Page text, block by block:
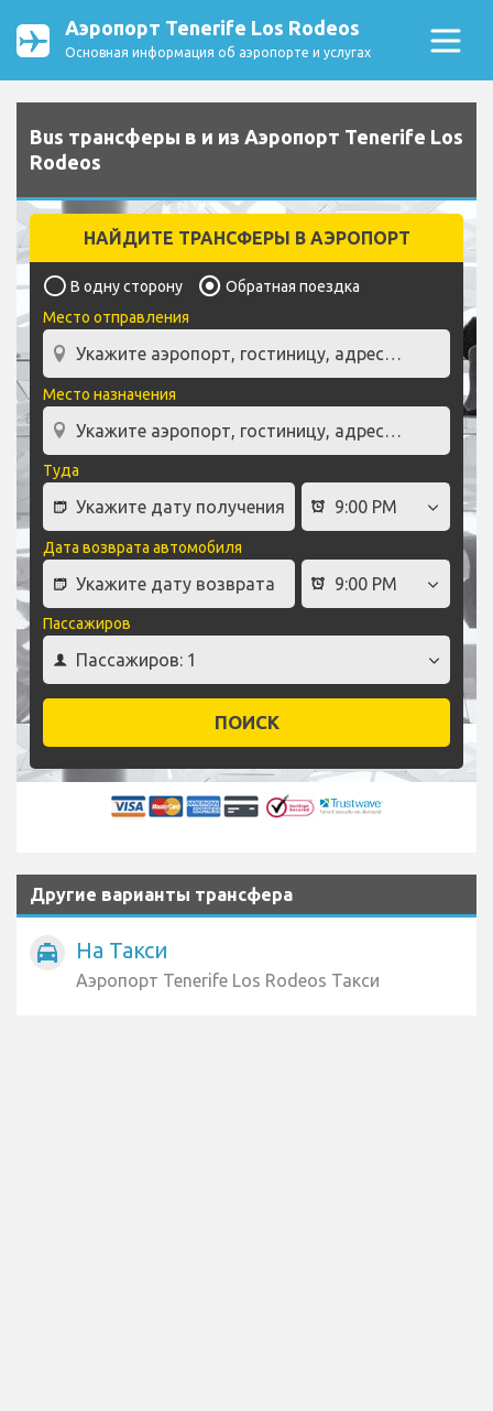
Аэропорт Tenerife Los Rodeos
Основная информация об аэропорте и услугах
Bus трансферы в и из Аэропорт Tenerife Los
Rodeos
НАЙДИТЕ ТРАНСФЕРЫ В АЭРОПОРТ
В одну сторону
Обратная поездка
Место отправления
Место назначения
Туда
Дата возврата автомобиля
Пассажиров
ПОИСК
Другие варианты трансфера
local_taxi На Такси
Аэропорт Tenerife Los Rodeos Такси